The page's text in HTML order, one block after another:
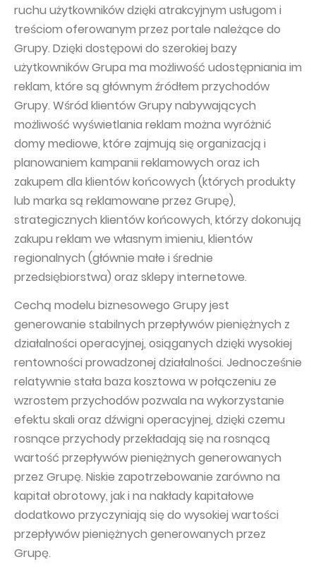
ruchu użytkowników dzięki atrakcyjnym usługom i
treściom oferowanym przez portale należące do
Grupy. Dzięki dostępowi do szerokiej bazy
użytkowników Grupa ma możliwość udostępniania im
reklam, które są głównym źródłem przychodów
Grupy. Wśród klientów Grupy nabywających
możliwość wyświetlania reklam można wyróżnić
domy mediowe, które zajmują się organizacją i
planowaniem kampanii reklamowych oraz ich
zakupem dla klientów końcowych (których produkty
lub marka są reklamowane przez Grupę),
strategicznych klientów końcowych, którzy dokonują
zakupu reklam we własnym imieniu, klientów
regionalnych (głównie małe i średnie
przedsiębiorstwa) oraz sklepy internetowe.
Cechą modelu biznesowego Grupy jest
generowanie stabilnych przepływów pieniężnych z
działalności operacyjnej, osiąganych dzięki wysokiej
rentowności prowadzonej działalności. Jednocześnie
relatywnie stała baza kosztowa w połączeniu ze
wzrostem przychodów pozwala na wykorzystanie
efektu skali oraz dźwigni operacyjnej, dzięki czemu
rosnące przychody przekładają się na rosnącą
wartość przepływów pieniężnych generowanych
przez Grupę. Niskie zapotrzebowanie zarówno na
kapitał obrotowy, jak i na nakłady kapitałowe
dodatkowo przyczyniają się do wysokiej wartości
przepływów pieniężnych generowanych przez
Grupę.